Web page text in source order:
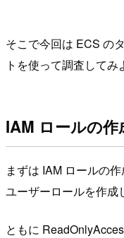
そこで今回は ECS の
トを使って調査してみ
IAM ロールの作
まずは IAM ロールの
ユーザーロールを作成
ともに